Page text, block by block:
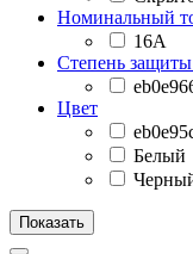
Номинальный
16А
Степень
Цвет
Белый